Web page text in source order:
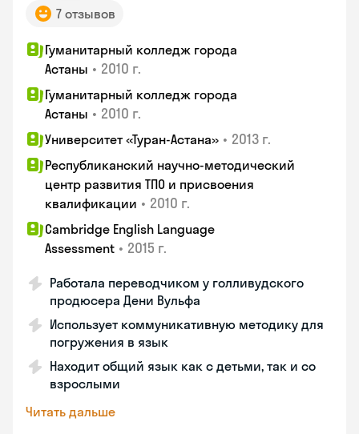
7 отзывов
Гуманитарный колледж города
Астаны • 2010 г.
Гуманитарный колледж города
Астаны • 2010 г.
Университет «Туран-Астана» • 2013 г.
Республиканский научно-методический
центр развития ТПО и присвоения
квалификации • 2010 г.
Cambridge English Language
Assessment • 2015 г.
Работала переводчиком у голливудского
продюсера Дени Вульфа
Использует коммуникативную методику для
погружения в язык
Находит общий язык как с детьми, так и со
взрослыми
Читать дальше